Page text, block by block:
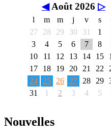
◀ Août 2026 ▷
l m m j v s
27
28 29 30 31 1
3
4 5 6 7 8
10
11 12 13 14 15
17
18 19 20 21 22
24
25 26 27 28 29
31
1 2 3 4 5
Nouvelles